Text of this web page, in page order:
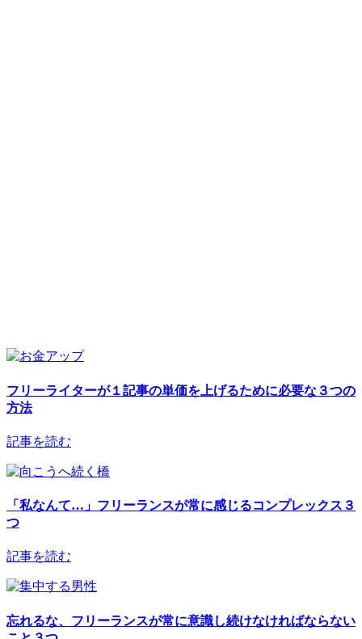
フリーライターが１記事の単価を上げるために必要な３つの
方法
記事を読む
「私なんて…」フリーランスが常に感じるコンプレックス３
つ
記事を読む
忘れるな、フリーランスが常に意識し続けなければならない